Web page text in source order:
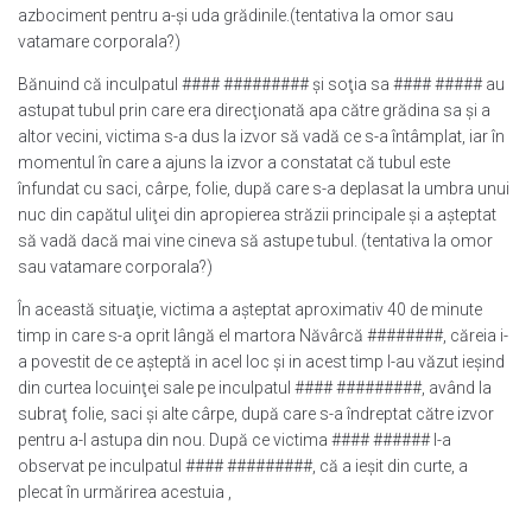
azbociment pentru a-şi uda grădinile.(tentativa la omor sau
vatamare corporala?)
Bănuind că inculpatul #### ######### şi soţia sa #### ##### au
astupat tubul prin care era direcţionată apa către grădina sa şi a
altor vecini, victima s-a dus la izvor să vadă ce s-a întâmplat, iar în
momentul în care a ajuns la izvor a constatat că tubul este
înfundat cu saci, cârpe, folie, după care s-a deplasat la umbra unui
nuc din capătul uliţei din apropierea străzii principale şi a aşteptat
să vadă dacă mai vine cineva să astupe tubul. (tentativa la omor
sau vatamare corporala?)
În această situaţie, victima a aşteptat aproximativ 40 de minute
timp in care s-a oprit lângă el martora Năvârcă ########, căreia i-
a povestit de ce aşteptă in acel loc şi in acest timp l-au văzut ieşind
din curtea locuinţei sale pe inculpatul #### #########, având la
subraţ folie, saci şi alte cârpe, după care s-a îndreptat către izvor
pentru a-l astupa din nou. După ce victima #### ###### l-a
observat pe inculpatul #### #########, că a ieşit din curte, a
plecat în urmărirea acestuia ,